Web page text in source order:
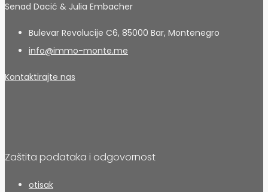
Senad Dacić & Julia Embacher
Bulevar Revolucije C6, 85000 Bar, Montenegro
info@immo-monte.me
Kontaktirajte nas
Zaštita podataka i odgovornost
otisak